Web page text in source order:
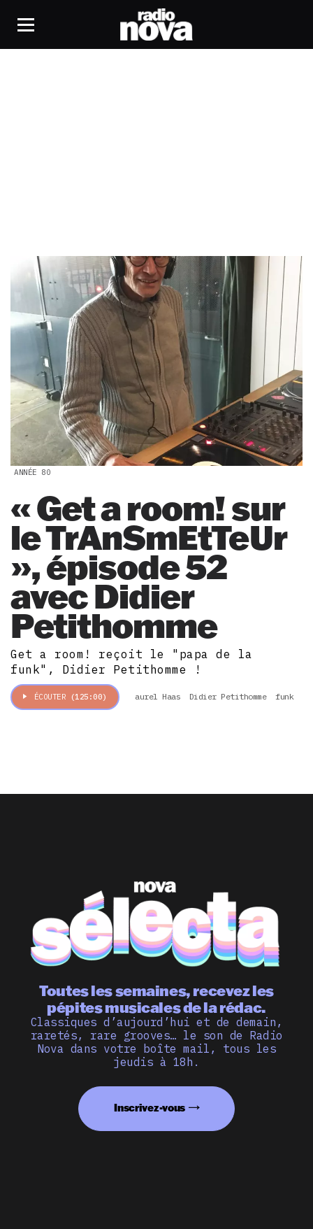
ANNÉE 80
« Get a room! sur
le TrAnSmEtTeUr
», épisode 52
avec Didier
Petithomme
Get a room! reçoit le "papa de la
funk", Didier Petithomme !
ÉCOUTER (125:00) aurel Haas Didier Petithomme funk
Toutes les semaines, recevez les
pépites musicales de la rédac.
Classiques d’aujourd’hui et de demain,
raretés, rare grooves… le son de Radio
Nova dans votre boîte mail, tous les
jeudis à 18h.
Inscrivez-vous